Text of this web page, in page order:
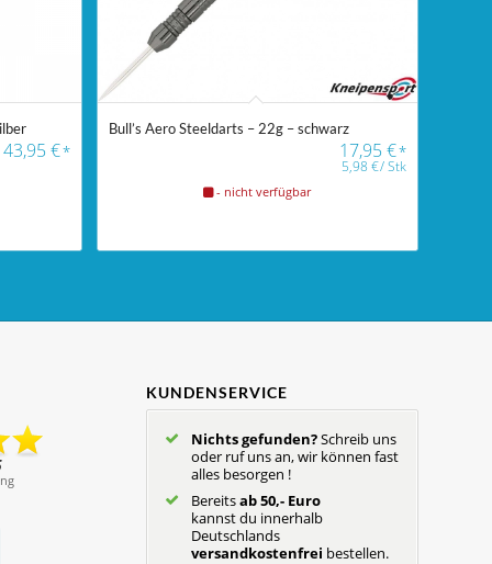
43,95€*
Bull’s Aero Steeldarts – 22g – schwarz
17,95€*
5,98 €/Stk
- nicht verfügbar
KUNDENSERVICE
Nichts gefunden?Schreib uns
oder ruf uns an, wir können fast
alles besorgen !
Bereitsab 50,- Euro
kannst du innerhalb
Deutschlands
versandkostenfrei bestellen.